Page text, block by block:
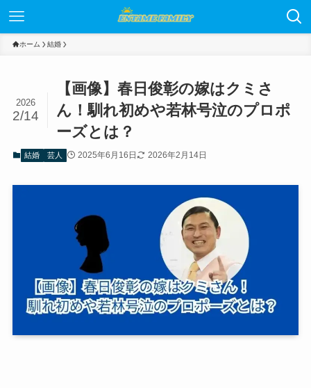
ホーム 結婚
【画像】春日俊彰の嫁はクミさ
ん！馴れ初めや若林号泣のプロポ
ーズとは？
2026
2/14
結婚 芸人 2025年6月16日 2026年2月14日